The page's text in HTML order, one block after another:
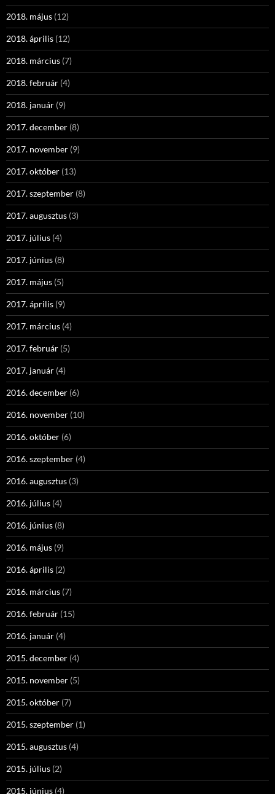
2018. május (12)
2018. április (12)
2018. március (7)
2018. február (4)
2018. január (9)
2017. december (8)
2017. november (9)
2017. október (13)
2017. szeptember (8)
2017. augusztus (3)
2017. július (4)
2017. június (8)
2017. május (5)
2017. április (9)
2017. március (4)
2017. február (5)
2017. január (4)
2016. december (6)
2016. november (10)
2016. október (6)
2016. szeptember (4)
2016. augusztus (3)
2016. július (4)
2016. június (8)
2016. május (9)
2016. április (2)
2016. március (7)
2016. február (15)
2016. január (4)
2015. december (4)
2015. november (5)
2015. október (7)
2015. szeptember (1)
2015. augusztus (4)
2015. július (2)
2015. június (4)